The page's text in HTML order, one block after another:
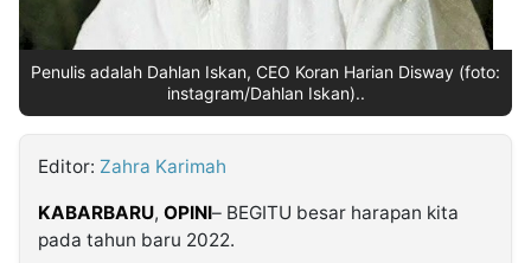
Penulis adalah Dahlan Iskan, CEO Koran Harian Disway (foto:
instagram/Dahlan Iskan)..
Editor: Zahra Karimah
KABARBARU, OPINI– BEGITU besar harapan kita
pada tahun baru 2022.